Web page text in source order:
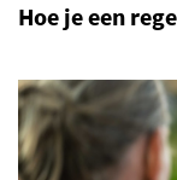
Hoe je een